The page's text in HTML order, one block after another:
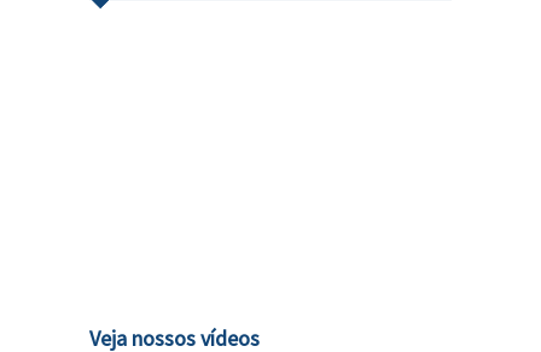
Veja nossos vídeos